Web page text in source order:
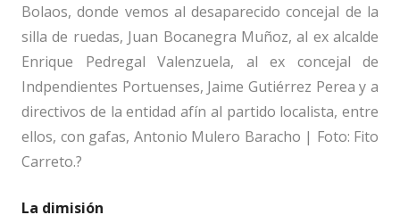
Bolaos, donde vemos al desaparecido concejal de la
silla de ruedas, Juan Bocanegra Muñoz, al ex alcalde
Enrique Pedregal Valenzuela, al ex concejal de
Indpendientes Portuenses, Jaime Gutiérrez Perea y a
directivos de la entidad afín al partido localista, entre
ellos, con gafas, Antonio Mulero Baracho | Foto: Fito
Carreto.?
La dimisión